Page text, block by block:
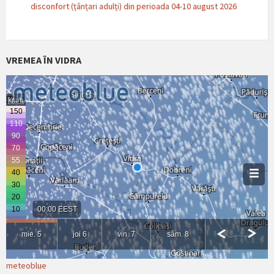
disconfort (țânțari adulți) din perioada 04-10 august 2026
VREMEA ÎN VIDRA
meteoblue